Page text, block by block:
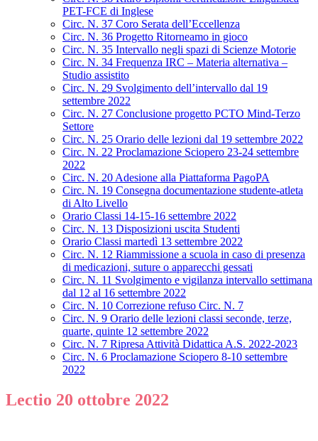
PET-FCE di Inglese
Circ. N. 37 Coro Serata dell’Eccellenza
Circ. N. 36 Progetto Ritorneamo in gioco
Circ. N. 35 Intervallo negli spazi di Scienze Motorie
Circ. N. 34 Frequenza IRC – Materia alternativa –
Studio assistito
Circ. N. 29 Svolgimento dell’intervallo dal 19
settembre 2022
Circ. N. 27 Conclusione progetto PCTO Mind-Terzo
Settore
Circ. N. 25 Orario delle lezioni dal 19 settembre 2022
Circ. N. 22 Proclamazione Sciopero 23-24 settembre
2022
Circ. N. 20 Adesione alla Piattaforma PagoPA
Circ. N. 19 Consegna documentazione studente-atleta
di Alto Livello
Orario Classi 14-15-16 settembre 2022
Circ. N. 13 Disposizioni uscita Studenti
Orario Classi martedì 13 settembre 2022
Circ. N. 12 Riammissione a scuola in caso di presenza
di medicazioni, suture o apparecchi gessati
Circ. N. 11 Svolgimento e vigilanza intervallo settimana
dal 12 al 16 settembre 2022
Circ. N. 10 Correzione refuso Circ. N. 7
Circ. N. 9 Orario delle lezioni classi seconde, terze,
quarte, quinte 12 settembre 2022
Circ. N. 7 Ripresa Attività Didattica A.S. 2022-2023
Circ. N. 6 Proclamazione Sciopero 8-10 settembre
2022
Lectio 20 ottobre 2022